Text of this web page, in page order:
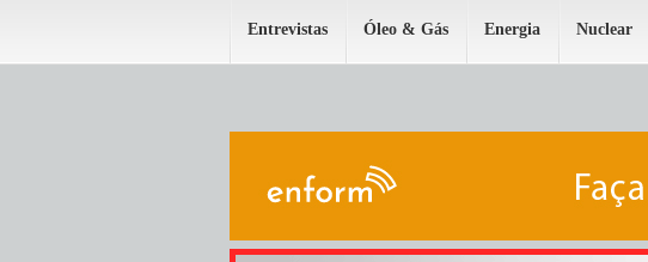
Entrevistas Óleo & Gás Energia Nuclear